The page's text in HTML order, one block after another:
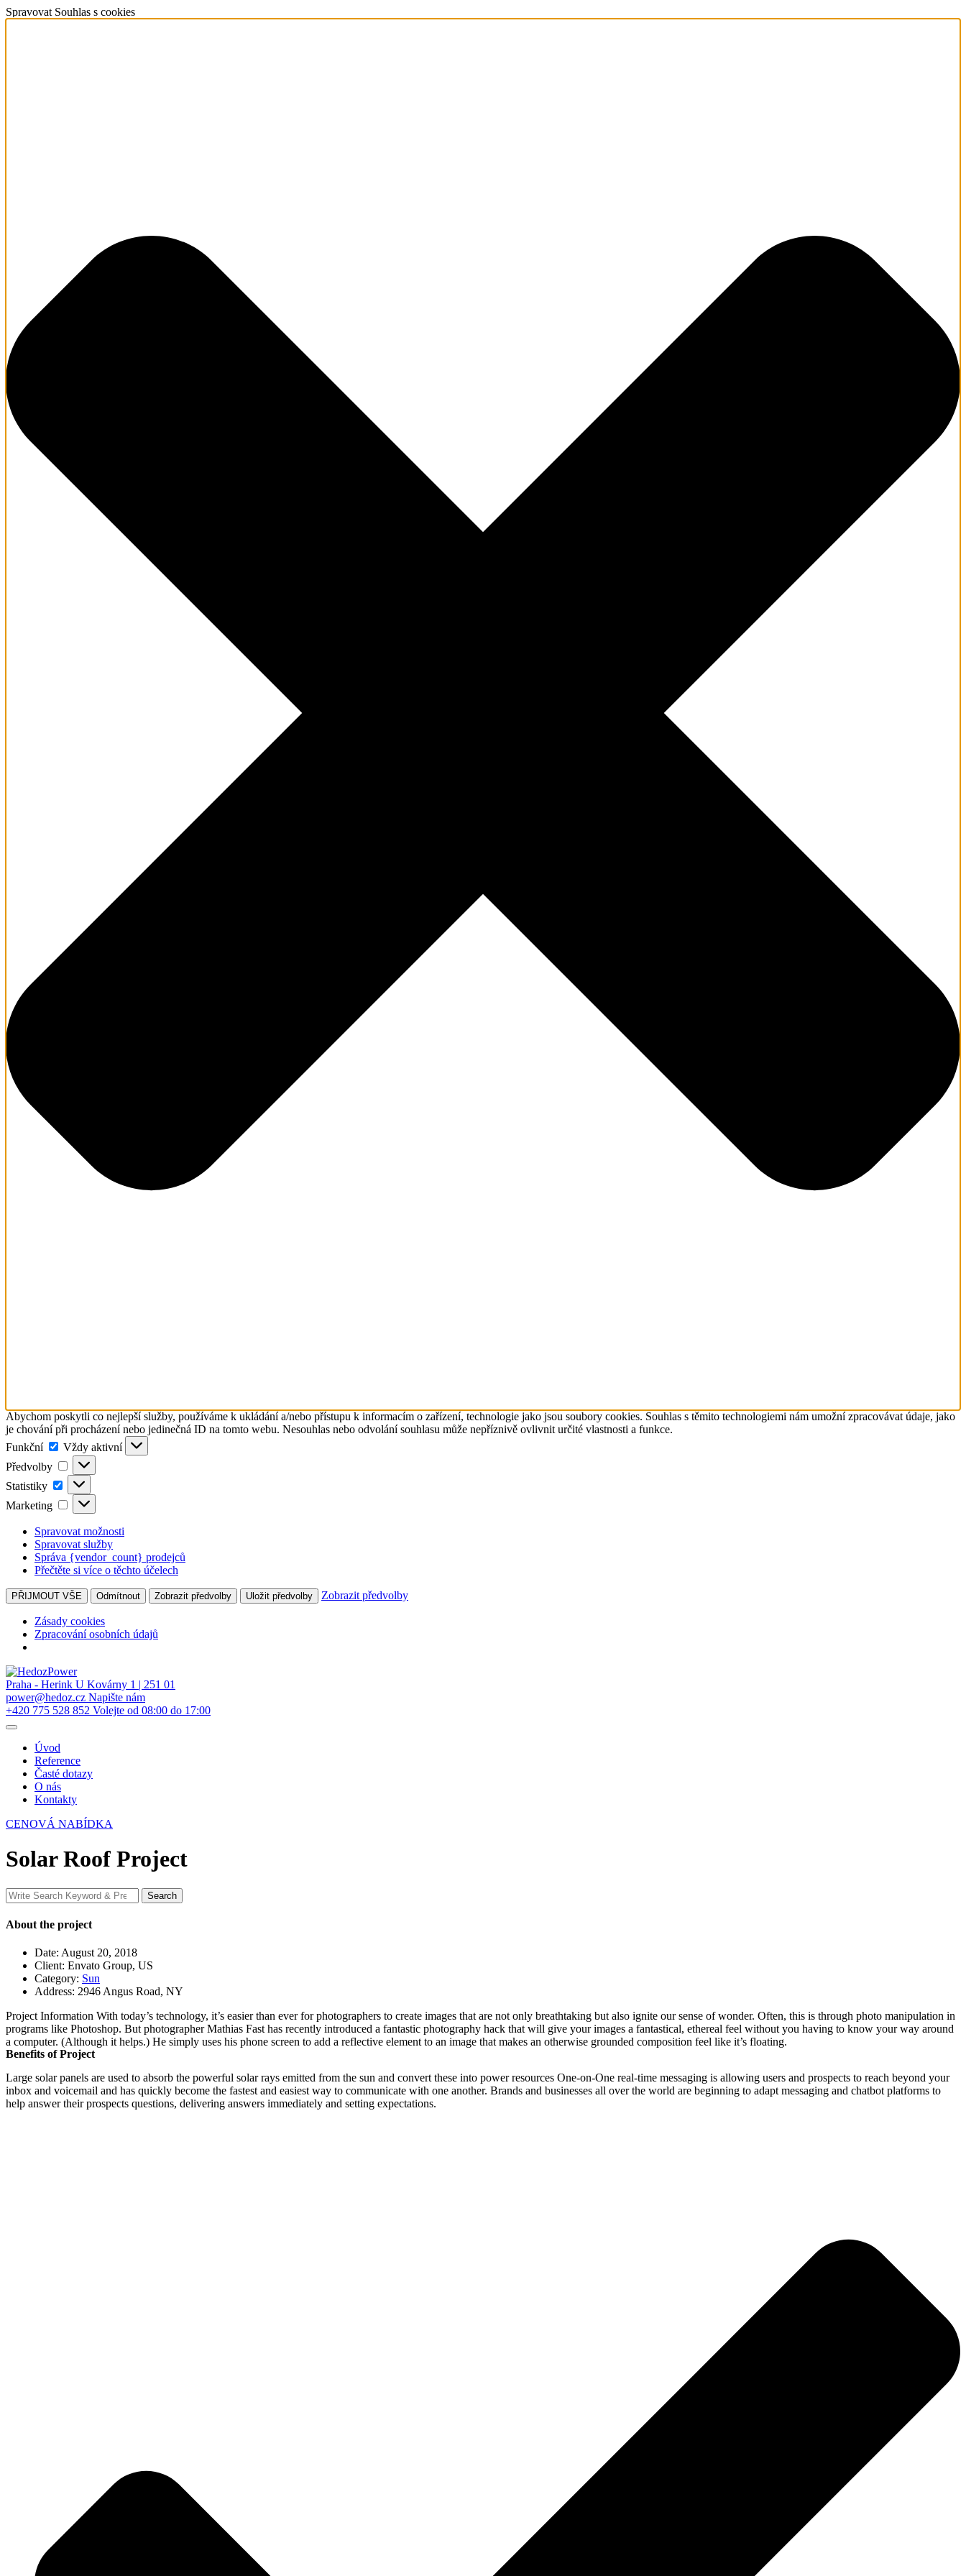
Spravovat Souhlas s cookies
Abychom poskytli co nejlepší služby, používáme k ukládání a/nebo přístupu k informacím o zařízení, technologie jako jsou soubory cookies. Souhlas s těmito technologiemi nám umožní zpracovávat údaje, jako
je chování při procházení nebo jedinečná ID na tomto webu. Nesouhlas nebo odvolání souhlasu může nepříznivě ovlivnit určité vlastnosti a funkce.
Funkční
Funkční
Vždy aktivní
Předvolby
Předvolby
Statistiky Statistiky
Marketing Marketing
Spravovat možnosti
Spravovat služby
Správa {vendor_count} prodejců
Přečtěte si více o těchto účelech
PŘIJMOUT VŠE Odmítnout Zobrazit předvolby Uložit předvolby Zobrazit předvolby
Zásady cookies
Zpracování osobních údajů
Skip
to
content
Praha - Herink U Kovárny 1 | 251 01
power@hedoz.cz Napište nám
+420 775 528 852 Volejte od 08:00 do 17:00
Úvod
Reference
Časté dotazy
O nás
Kontakty
CENOVÁ NABÍDKA
Solar Roof Project
Search
for:
Search
About the project
Date: August 20, 2018
Client: Envato Group, US
Category: Sun
Address: 2946 Angus Road, NY
Project Information With today’s technology, it’s easier than ever for photographers to create images that are not only breathtaking but also ignite our sense of wonder. Often, this is through photo manipulation in
programs like Photoshop. But photographer Mathias Fast has recently introduced a fantastic photography hack that will give your images a fantastical, ethereal feel without you having to know your way around
a computer. (Although it helps.) He simply uses his phone screen to add a reflective element to an image that makes an otherwise grounded composition feel like it’s floating.
Benefits of Project
Large solar panels are used to absorb the powerful solar rays emitted from the sun and convert these into power resources One-on-One real-time messaging is allowing users and prospects to reach beyond your
inbox and voicemail and has quickly become the fastest and easiest way to communicate with one another. Brands and businesses all over the world are beginning to adapt messaging and chatbot platforms to
help answer their prospects questions, delivering answers immediately and setting expectations.